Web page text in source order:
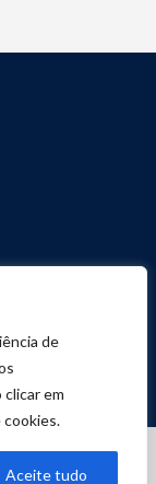
de
em
cookies.
Aceite tudo
POR
JOSEXAVIER.COM